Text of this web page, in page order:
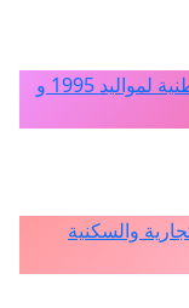
استصدار إعفاء من إلتزامات الخدمة الوطنية لمواليد 1995 و
والسكنية